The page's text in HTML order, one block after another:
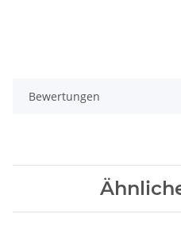
Bewertungen